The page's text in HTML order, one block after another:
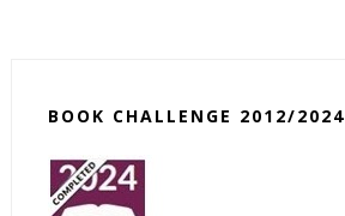
BOOK CHALLENGE 2012/2024